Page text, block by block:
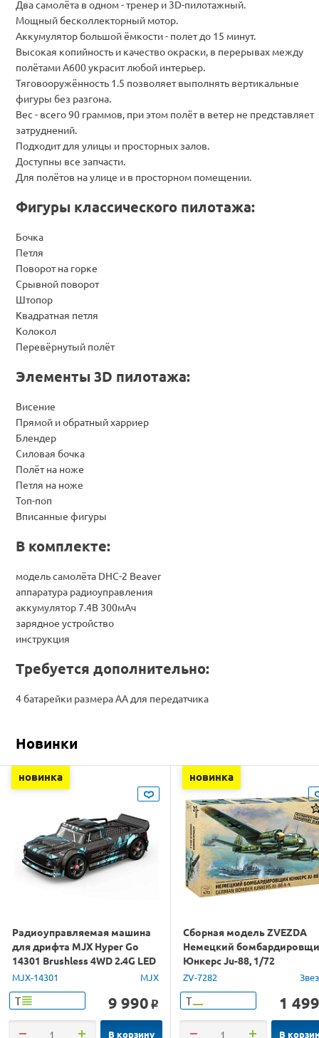
Два самолёта в одном - тренер и 3D-пилотажный.
Мощный бесколлекторный мотор.
Аккумулятор большой ёмкости - полет до 15 минут.
Высокая копийность и качество окраски, в перерывах между
полётами A600 украсит любой интерьер.
Тяговооружённость 1.5 позволяет выполнять вертикальные
фигуры без разгона.
Вес - всего 90 граммов, при этом полёт в ветер не представляет
затруднений.
Подходит для улицы и просторных залов.
Доступны все запчасти.
Для полётов на улице и в просторном помещении.
Фигуры классического пилотажа:
Бочка
Петля
Поворот на горке
Срывной поворот
Штопор
Квадратная петля
Колокол
Перевёрнутый полёт
Элементы 3D пилотажа:
Висение
Прямой и обратный харриер
Блендер
Силовая бочка
Полёт на ноже
Петля на ноже
Топ-поп
Вписанные фигуры
В комплекте:
модель самолёта DHC-2 Beaver
аппаратура радиоуправления
аккумулятор 7.4В 300мАч
зарядное устройство
инструкция
Требуется дополнительно:
4 батарейки размера AA для передатчика
Новинки
новинка
Радиоуправляемая машина
для дрифта MJX Hyper Go
14301 Brushless 4WD 2.4G LED
1/14 RTR
MJX-14301 MJX
Т 9 990 o
В корзину
новинка
Сборная модель ZVEZDA
Немецкий
Юнкерс Ju-88, 1/72
ZV-7282
Т 1 499
В